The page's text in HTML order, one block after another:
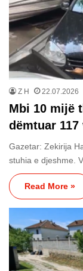
Z H 22.07.2026
Mbi 10 mijë
dëmtuar
Gazetar: Zekirija
stuhia e djeshme.
Read More »